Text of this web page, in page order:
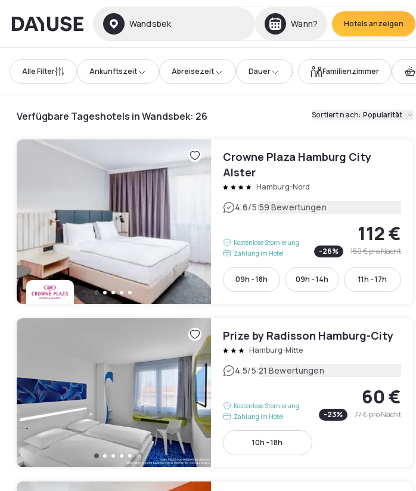
Dayuse Wandsbek Wann? Hotels anzeigen
Alle Filter Ankunftszeit Abreisezeit Dauer Familienzimmer
Verfügbare Tageshotels in Wandsbek: 26 Sortiert nach: Popularität
Crowne Plaza Hamburg City
Alster
Hamburg-Nord
4.6/5|59 Bewertungen
Kostenlose Stornierung
Zahlung im Hotel
112 €
-26% 150 €pro Nacht
09h - 18h 09h - 14h 11h - 17h
Prize by Radisson Hamburg-City
Hamburg-Mitte
4.5/5|21 Bewertungen
Kostenlose Stornierung
Zahlung im Hotel
60 €
-23% 77 €pro Nacht
10h - 18h